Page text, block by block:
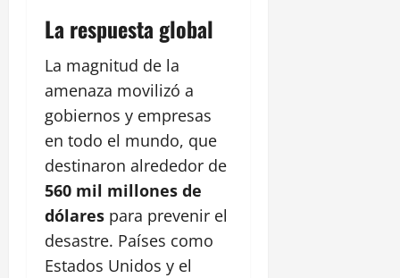
La respuesta global
La magnitud de la
amenaza movilizó a
gobiernos y empresas
en todo el mundo, que
destinaron alrededor de
560 mil millones de
dólares para prevenir el
desastre. Países como
Estados Unidos y el